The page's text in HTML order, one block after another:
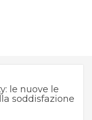
le nuove le
soddisfazione